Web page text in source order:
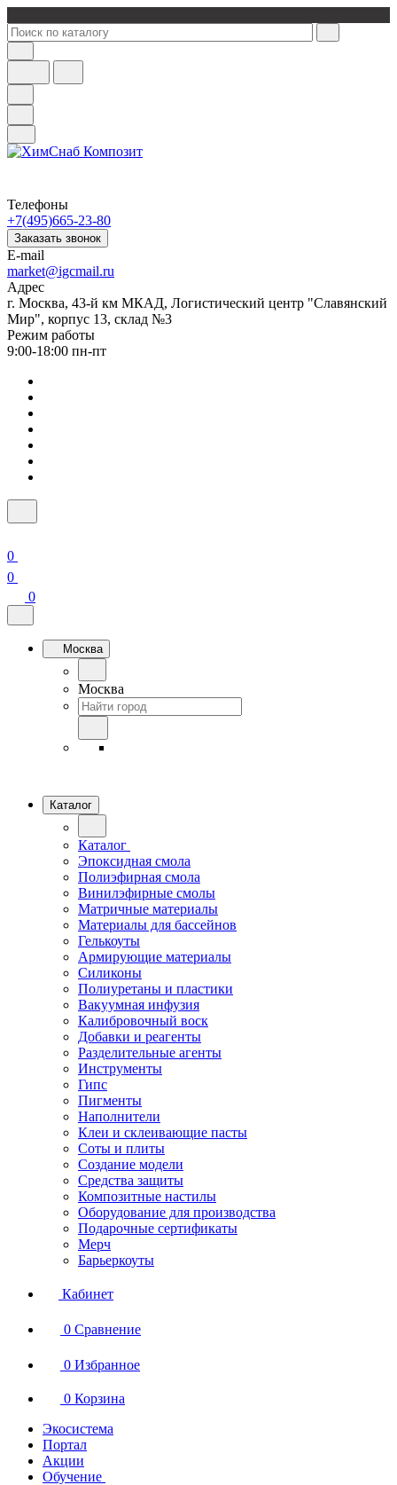
Телефоны
+7(495)665-23-80
Заказать звонок
E-mail
market@igcmail.ru
Адрес
г. Москва, 43-й км МКАД, Логистический центр "Славянский
Мир", корпус 13, склад №3
Режим работы
9:00-18:00 пн-пт
0
0
0
Москва
Москва
Каталог
Каталог
Эпоксидная смола
Полиэфирная смола
Винилэфирные смолы
Матричные материалы
Материалы для бассейнов
Гелькоуты
Армирующие материалы
Силиконы
Полиуретаны и пластики
Вакуумная инфузия
Калибровочный воск
Добавки и реагенты
Разделительные агенты
Инструменты
Гипс
Пигменты
Наполнители
Клеи и склеивающие пасты
Соты и плиты
Создание модели
Средства защиты
Композитные настилы
Оборудование для производства
Подарочные сертификаты
Мерч
Барьеркоуты
Кабинет
0 Сравнение
0 Избранное
0 Корзина
Экосистема
Портал
Акции
Обучение